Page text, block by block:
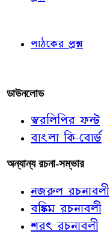
পাঠকের প্রশ্ন
ডাউনলোড
স্বরলিপির ফন্ট
বাংলা কি-বোর্ড
অন্যান্য রচনা-সম্ভার
নজরুল রচনাবলী
বঙ্কিম রচনাবলী
শরৎ রচনাবলী